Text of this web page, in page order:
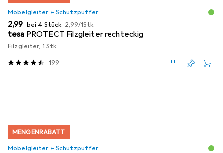
Möbelgleiter + Schutzpuffer
EUR
2,99 bei 4 Stück EUR
2,99/1Stk.
tesa PROTECT Filzgleiter rechteckig
Filzgleiter, 1 Stk.
199
MENGENRABATT
Möbelgleiter + Schutzpuffer